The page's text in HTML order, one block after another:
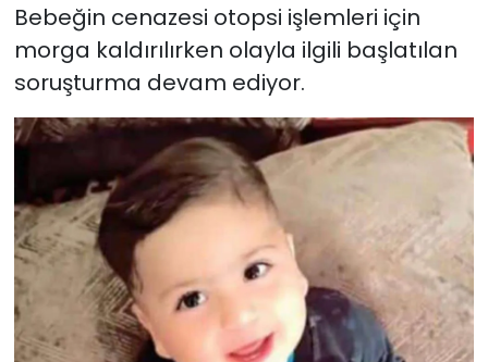
Bebeğin cenazesi otopsi işlemleri için
morga kaldırılırken olayla ilgili başlatılan
soruşturma devam ediyor.